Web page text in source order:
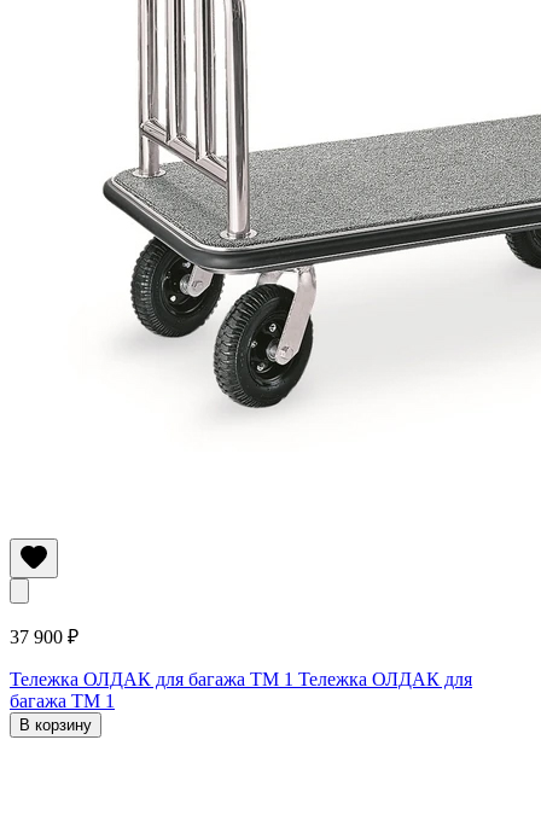
37 900 ₽
Тележка ОЛДАК для багажа ТМ 1 Тележка ОЛДАК для
багажа ТМ 1
В корзину